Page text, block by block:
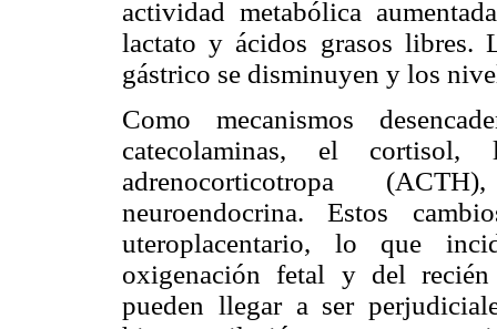
actividad metabólica
lactato y ácidos grasos libres.
gástrico se disminuyen y los
Como mecanismos
catecolaminas, el
adrenocorticotropa
neuroendocrina. Estos
uteroplacentario, lo que
oxigenación fetal y del recién
pueden llegar a ser